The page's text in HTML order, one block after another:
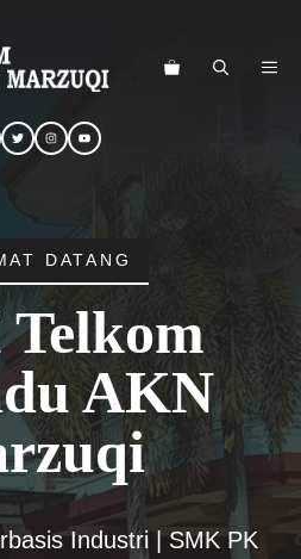
DATANG
AKN
Industri | SMK PK